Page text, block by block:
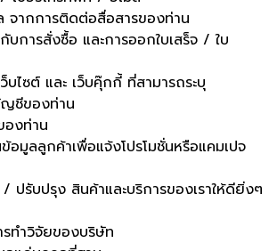
กการติดต่อสื่อสารของท่าน
ารสั่งซื้อ และการออกใบเสร็จ / ใบ
ไซต์ และ เว็บคุ๊กกี้ ที่สามารถระบุ
ญชีของท่าน
องท่าน
มูลลูกค้าเพื่อแจ้งโปรโมชั่นหรือแคมเปจ
บปรุง สินค้าและบริการของเราให้ดียิ่งๆ
ำวิจัยของบริษัท